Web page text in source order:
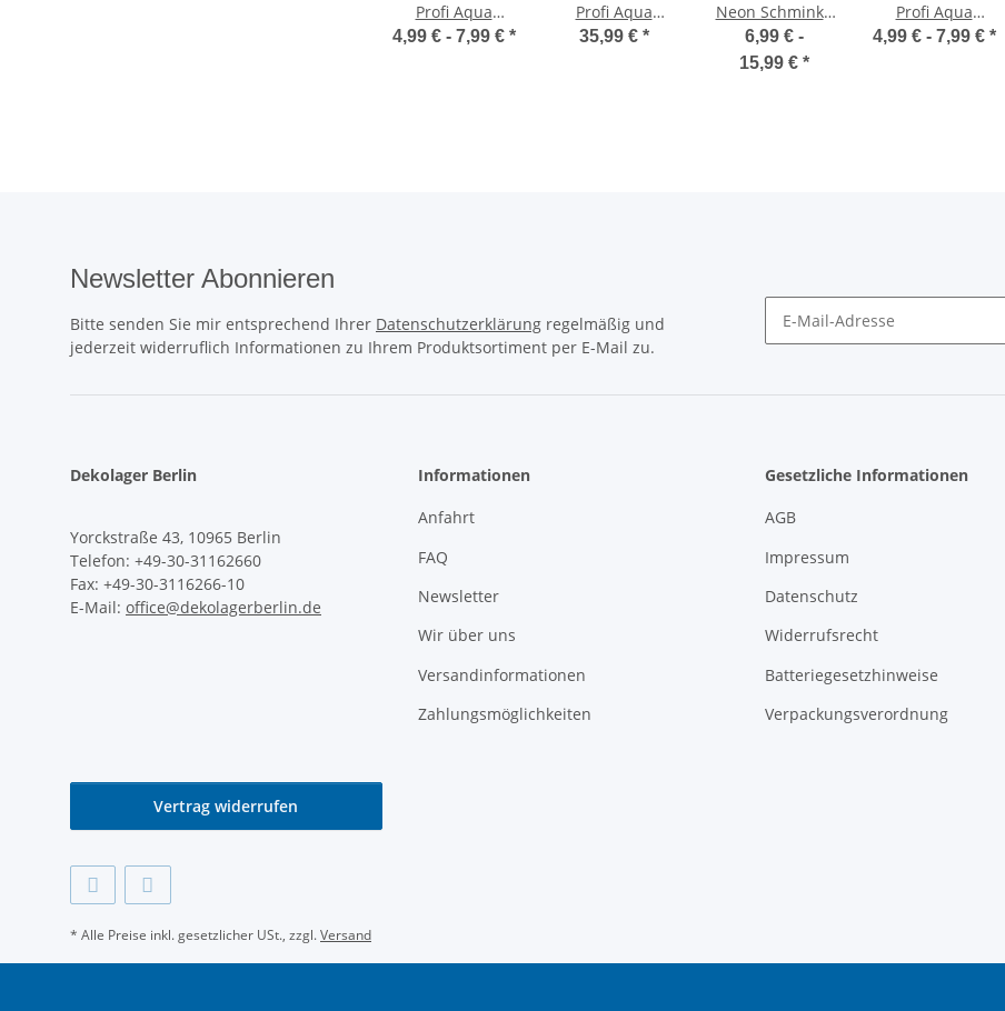
Profi Aqua
Schminke
4,99 € - 7,99 € *
Profi Aqua
Schminke 12
35,99 € *
Neon Schminke
blau
6,99 € -
15,99 € *
Profi Aqua
Schminke
4,99 € - 7,99 € *
Newsletter Abonnieren
Bitte senden Sie mir entsprechend Ihrer Datenschutzerklärung regelmäßig und
jederzeit widerruflich Informationen zu Ihrem Produktsortiment per E-Mail zu.
Dekolager Berlin
Yorckstraße 43, 10965 Berlin
Telefon: +49-30-31162660
Fax: +49-30-3116266-10
E-Mail: office@dekolagerberlin.de
Informationen
Anfahrt
FAQ
Newsletter
Wir über uns
Versandinformationen
Zahlungsmöglichkeiten
Gesetzliche Informationen
AGB
Impressum
Datenschutz
Widerrufsrecht
Batteriegesetzhinweise
Verpackungsverordnung
Vertrag widerrufen
* Alle Preise inkl. gesetzlicher USt., zzgl.Versand